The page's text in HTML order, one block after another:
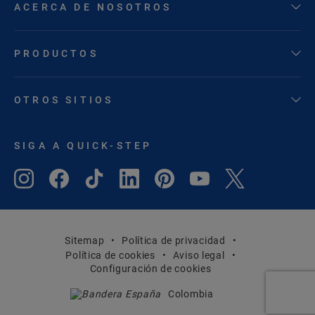
ACERCA DE NOSOTROS
PRODUCTOS
OTROS SITIOS
SIGA A QUICK-STEP
Sitemap
Política de privacidad
Política de cookies
Aviso legal
Configuración de cookies
Colombia